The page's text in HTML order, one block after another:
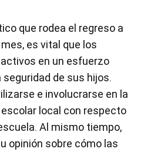
que rodea el regreso a
es vital que los
en un esfuerzo
de sus hijos.
e involucrarse en la
local con respecto
Al mismo tiempo,
opinión sobre cómo las